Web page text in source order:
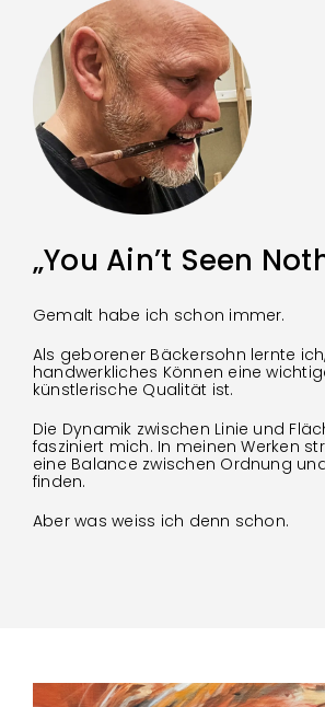
„You Ain’t Seen
Gemalt habe ich schon immer.
Als geborener Bäckersohn lernte
handwerkliches Können eine
künstlerische Qualität ist.
Die Dynamik zwischen Linie und
fasziniert mich. In meinen Werken
eine Balance zwischen Ordnung
finden.
Aber was weiss ich denn schon.